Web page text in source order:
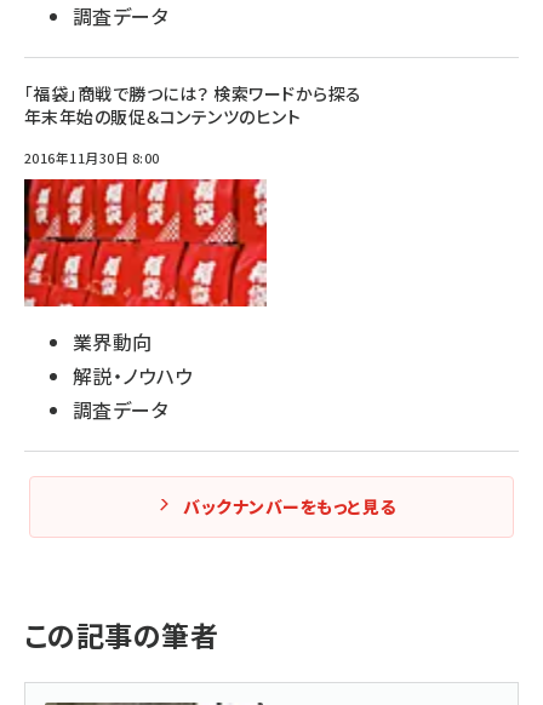
調査データ
「福袋」商戦で勝つには？ 検索ワードから探る
年末年始の販促＆コンテンツのヒント
2016年11月30日 8:00
業界動向
解説・ノウハウ
調査データ
バックナンバーをもっと見る
この記事の筆者